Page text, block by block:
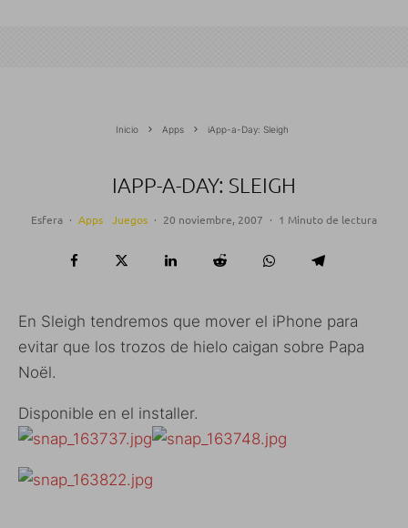
Inicio Apps iApp-a-Day: Sleigh
IAPP-A-DAY: SLEIGH
Esfera · Apps Juegos · 20 noviembre, 2007 · 1 Minuto de lectura
En Sleigh tendremos que mover el iPhone para
evitar que los trozos de hielo caigan sobre Papa
Noël.
Disponible en el installer.